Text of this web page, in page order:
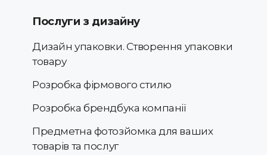
Послуги з дизайну
Дизайн упаковки. Створення упаковки
товару
Розробка фірмового стилю
Розробка брендбука компанії
Предметна фотозйомка для ваших
товарів та послуг